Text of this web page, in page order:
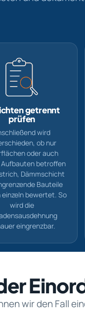
getrennt
prüfen
wird
ob nur
oder auch
betroffen
Dämmschicht
Bauteile
einzeln bewertet. So
wird die
eingrenzbar.
wir den Fall